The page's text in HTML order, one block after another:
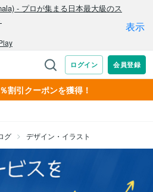
割引クーポンを獲得！
グ デザイン・イラスト